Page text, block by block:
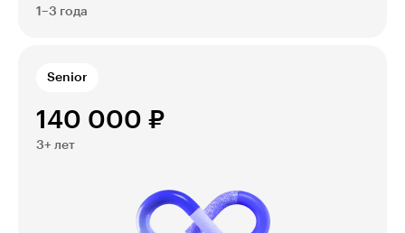
1–3 года
140 000 ₽
Senior
3+ лет